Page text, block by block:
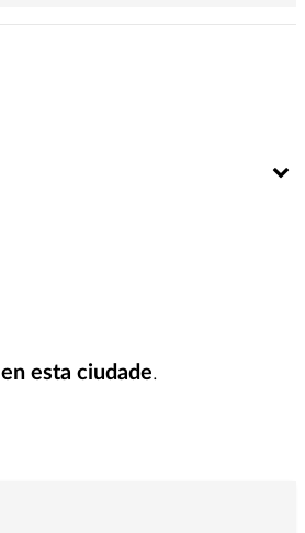
en esta ciudade.